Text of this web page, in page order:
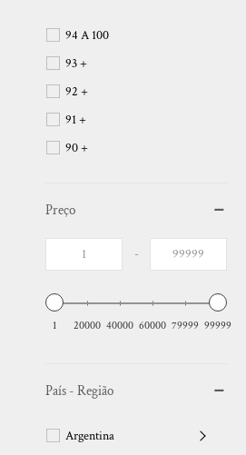
94 A 100
93 +
92 +
91 +
90 +
Preço
-
1 20000 40000 60000 79999 99999
País - Região
Argentina